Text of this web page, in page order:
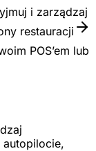
i zarządzaj
restauracji
POS’em lub
autopilocie,